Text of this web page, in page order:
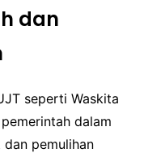
dan
seperti Waskita
dalam
pemulihan